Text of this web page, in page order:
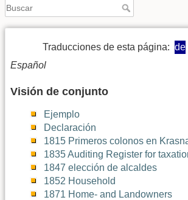
Traducciones de esta página: de
Español
Visión de conjunto
Ejemplo
Declaración
1815 Primeros colonos en
1835 Auditing Register for
1847 elección de alcaldes
1852 Household
1871 Home- and Landowners